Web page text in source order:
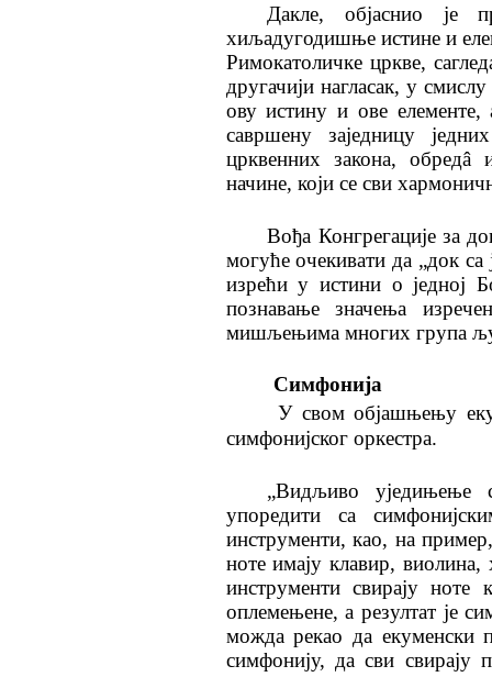
Дакле, објаснио је
хиљадугодишње истине и
Римокатоличке цркве,
другачији нагласак, у
ову истину и ове елементе,
савршену заједницу
црквенних закона, обредâ
начине, који се сви
Вођа Конгрегације за
могуће очекивати да „док
изрећи у истини о једној
познавање значења
мишљењима многих група
Симфонија
У свом објашњењу
симфонијског оркестра.
„Видљиво уједињење
упоредити са
инструменти, као, на
ноте имају клавир,
инструменти свирају
оплемењене, а резултат је
можда рекао да екуменски
симфонију, да сви свирају